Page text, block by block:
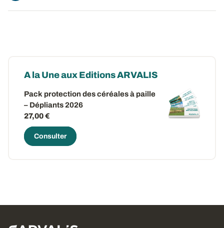
A la Une aux Editions ARVALIS
Pack protection des céréales à paille
– Dépliants 2026
27,00 €
Consulter